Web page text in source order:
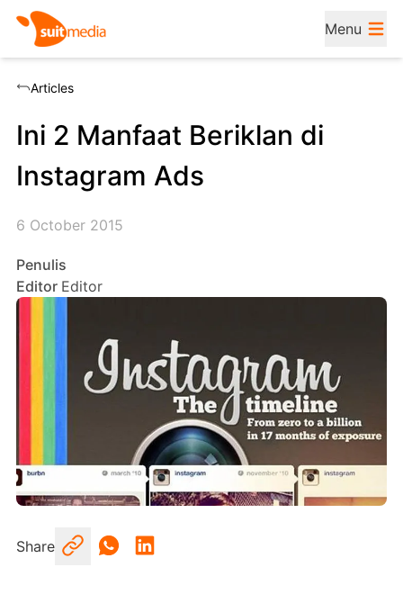
Menu
Articles
Ini 2 Manfaat Beriklan di
Instagram Ads
6 October 2015
Penulis
Editor Editor
Share